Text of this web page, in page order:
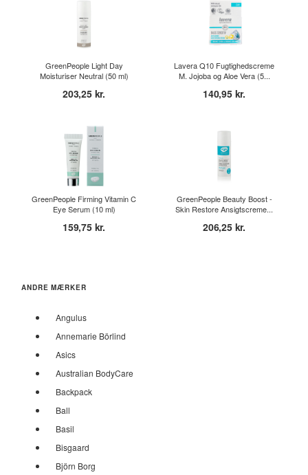
GreenPeople Light Day
Moisturiser Neutral (50 ml)
203,25 kr.
Lavera Q10 Fugtighedscreme
M. Jojoba og Aloe Vera (5...
140,95 kr.
GreenPeople Firming Vitamin C
Eye Serum (10 ml)
159,75 kr.
GreenPeople Beauty Boost -
Skin Restore Ansigtscreme...
206,25 kr.
ANDRE MÆRKER
Angulus
Annemarie Börlind
Asics
Australian BodyCare
Backpack
Ball
Basil
Bisgaard
Björn Borg